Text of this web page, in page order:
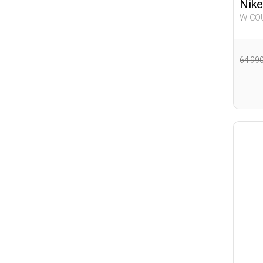
Nike
W COURT VISION LO NN WHITE
64